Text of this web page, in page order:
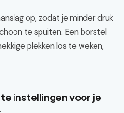
op, zodat je minder druk
te spuiten. Een borstel
plekken los te weken,
instellingen voor je